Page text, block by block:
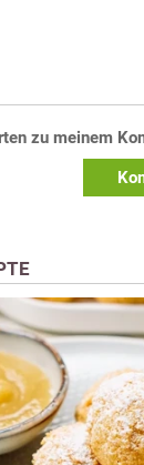
zu meinem